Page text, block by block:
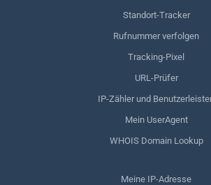
Standort-Tracker
Rufnummer verfolgen
Tracking-Pixel
URL-Prüfer
IP-Zähler und
Mein UserAgent
WHOIS Domain Lookup
Meine IP-Adresse